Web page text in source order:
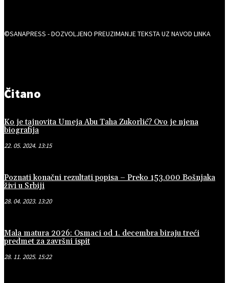
©SANAPRESS - DOZVOLJENO PREUZIMANJE TEKSTA UZ NAVOD LINKA
Čitano
Ko je tajnovita Umeja Abu Taha Zukorlić? Ovo je njena
biografija
22. 05. 2024. 13:15
Poznati konačni rezultati popisa – Preko 153.000 Bošnjaka
živi u Srbiji
28. 04. 2023. 13:20
Mala matura 2026: Osmaci od 1. decembra biraju treći
predmet za završni ispit
28. 11. 2025. 15:22